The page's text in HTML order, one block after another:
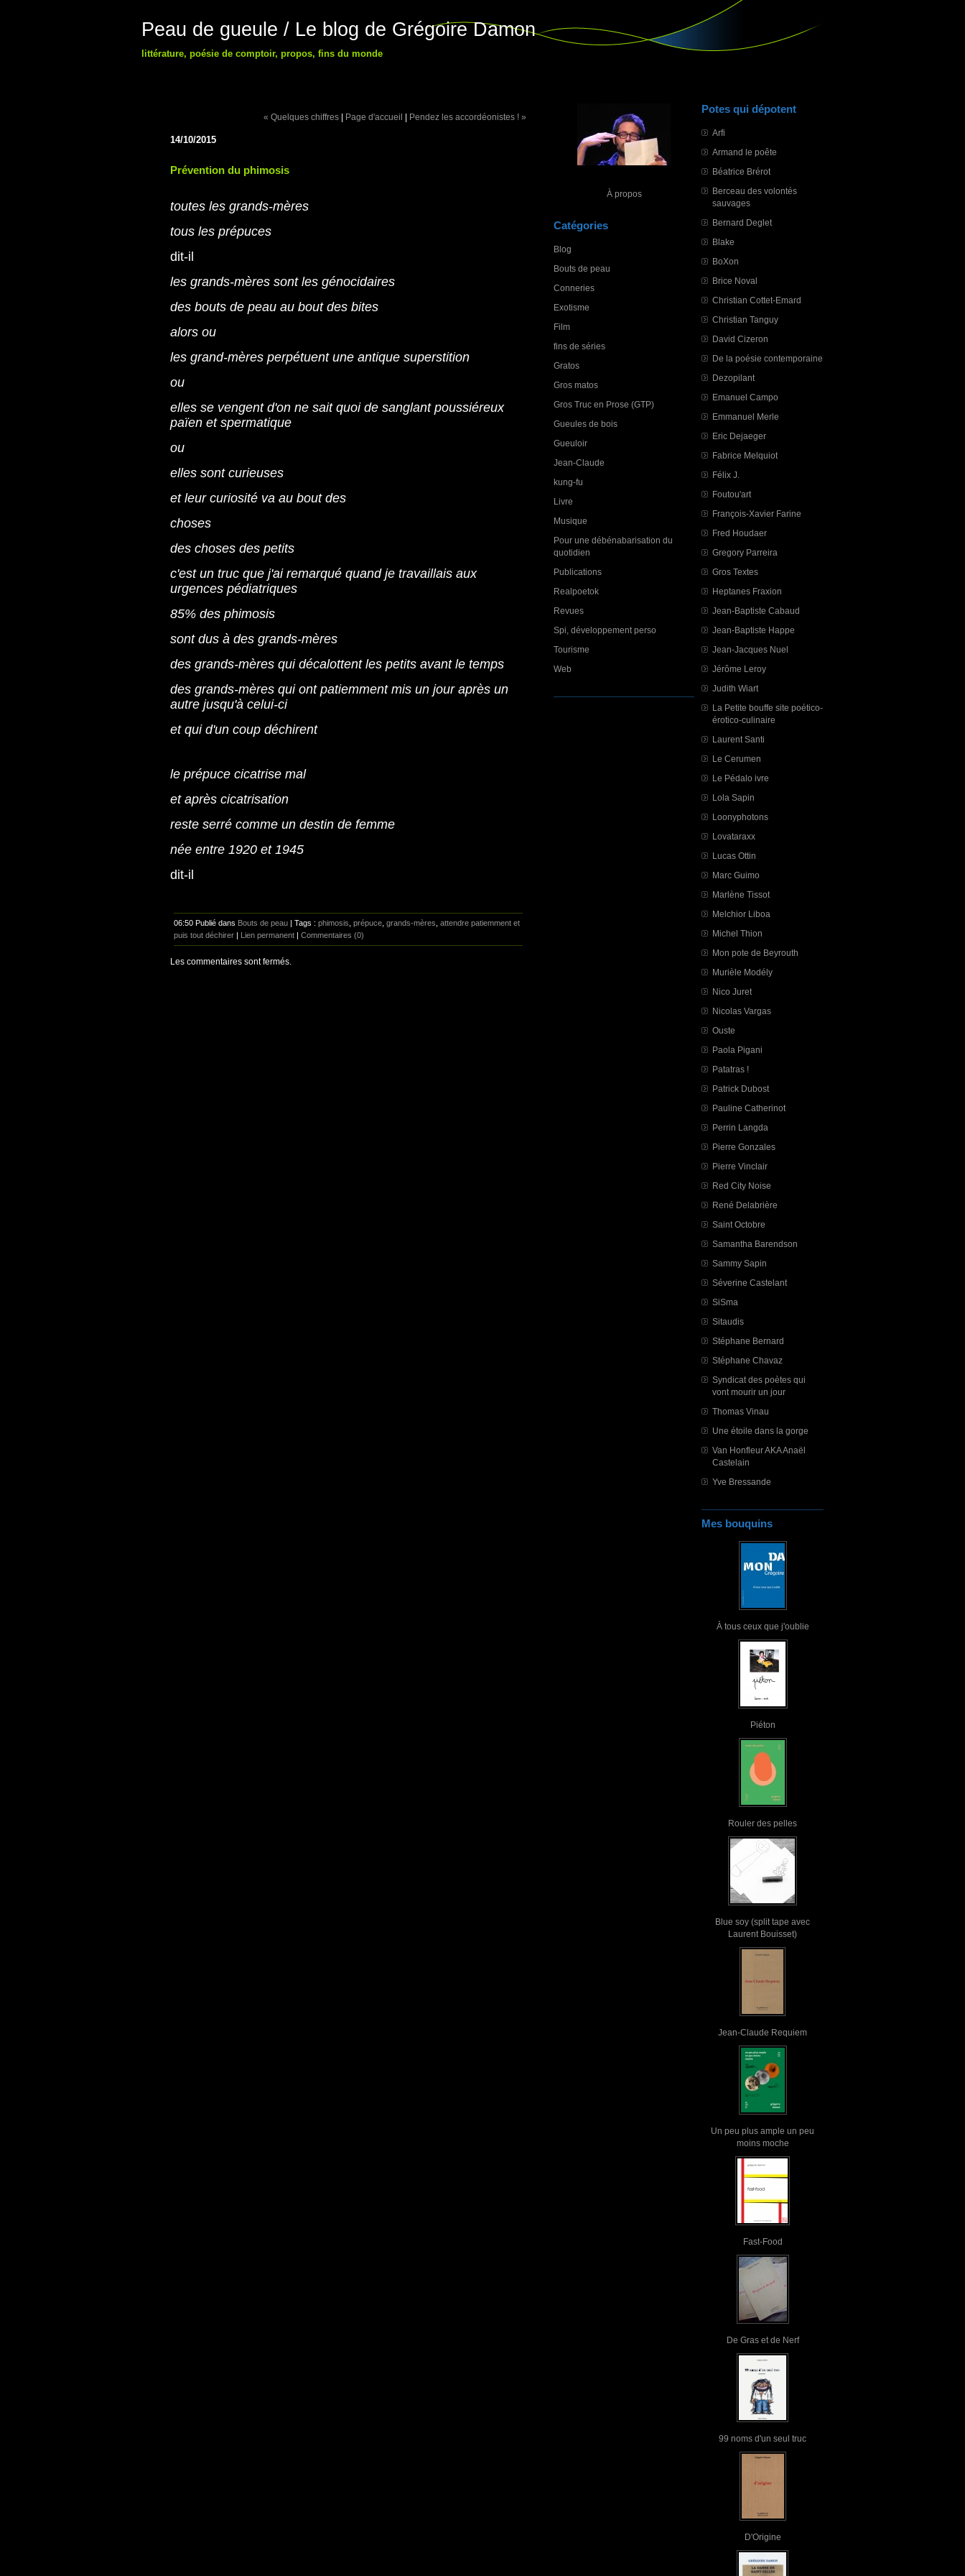
Peau de gueule / Le blog de Grégoire Damon
littérature, poésie de comptoir, propos, fins du monde
Potes qui dépotent
Arfi
Armand le poête
Béatrice Brérot
Berceau des volontés
sauvages
Bernard Deglet
Blake
BoXon
Brice Noval
Christian Cottet-Emard
Christian Tanguy
David Cizeron
De la poésie contemporaine
Dezopilant
Emanuel Campo
Emmanuel Merle
Eric Dejaeger
Fabrice Melquiot
Félix J.
Foutou'art
François-Xavier Farine
Fred Houdaer
Gregory Parreira
Gros Textes
Heptanes Fraxion
Jean-Baptiste Cabaud
Jean-Baptiste Happe
Jean-Jacques Nuel
Jérôme Leroy
Judith Wiart
La Petite bouffe site poético-
érotico-culinaire
Laurent Santi
Le Cerumen
Le Pédalo ivre
Lola Sapin
Loonyphotons
Lovataraxx
Lucas Ottin
Marc Guimo
Marlène Tissot
Melchior Liboa
Michel Thion
Mon pote de Beyrouth
Murièle Modély
Nico Juret
Nicolas Vargas
Ouste
Paola Pigani
Patatras !
Patrick Dubost
Pauline Catherinot
Perrin Langda
Pierre Gonzales
Pierre Vinclair
Red City Noise
René Delabrière
Saint Octobre
Samantha Barendson
Sammy Sapin
Séverine Castelant
SiSma
Sitaudis
Stéphane Bernard
Stéphane Chavaz
Syndicat des poètes qui
vont mourir un jour
Thomas Vinau
Une étoile dans la gorge
Van Honfleur AKA Anaël
Castelain
Yve Bressande
Mes bouquins
À tous ceux que j'oublie
Piéton
Rouler des pelles
Blue soy (split tape avec
Laurent Bouisset)
Jean-Claude Requiem
Un peu plus ample un peu
moins moche
Fast-Food
De Gras et de Nerf
99 noms d'un seul truc
D'Origine
À propos
Catégories
Blog
Bouts de peau
Conneries
Exotisme
Film
fins de séries
Gratos
Gros matos
Gros Truc en Prose (GTP)
Gueules de bois
Gueuloir
Jean-Claude
kung-fu
Livre
Musique
Pour une débénabarisation du
quotidien
Publications
Realpoetok
Revues
Spi, développement perso
Tourisme
Web
« Quelques chiffres | Page d'accueil | Pendez les accordéonistes ! »
14/10/2015
Prévention du phimosis
toutes les grands-mères
tous les prépuces
dit-il
les grands-mères sont les génocidaires
des bouts de peau au bout des bites
alors ou
les grand-mères perpétuent une antique superstition
ou
elles se vengent d'on ne sait quoi de sanglant poussiéreux
païen et spermatique
ou
elles sont curieuses
et leur curiosité va au bout des
choses
des choses des petits
c'est un truc que j'ai remarqué quand je travaillais aux
urgences pédiatriques
85% des phimosis
sont dus à des grands-mères
des grands-mères qui décalottent les petits avant le temps
des grands-mères qui ont patiemment mis un jour après un
autre jusqu'à celui-ci
et qui d'un coup déchirent
le prépuce cicatrise mal
et après cicatrisation
reste serré comme un destin de femme
née entre 1920 et 1945
dit-il
06:50 Publié dans Bouts de peau | Tags : phimosis prépuce grands-mères attendre patiemment et
puis tout déchirer | Lien permanent | Commentaires (0)
Les commentaires sont fermés.